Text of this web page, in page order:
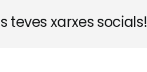
teves xarxes socials!